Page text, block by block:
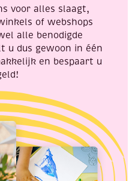
voor alles slaagt,
of webshops
alle benodigde
u dus gewoon in één
en bespaart u